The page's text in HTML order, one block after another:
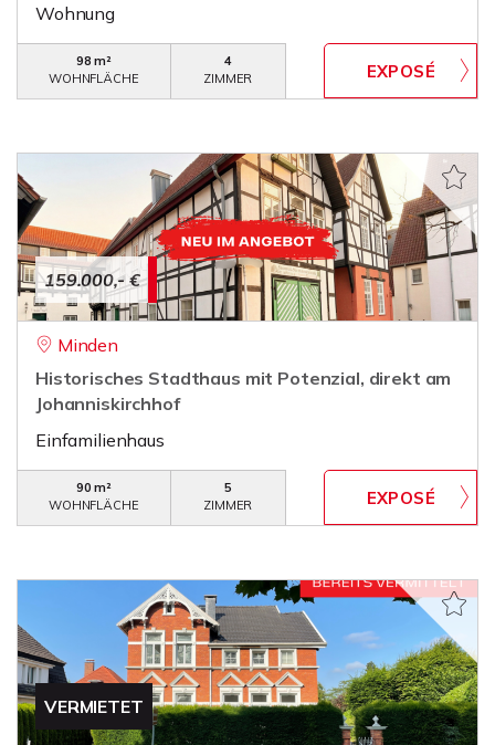
Wohnung
98 m²
WOHNFLÄCHE
4
ZIMMER
159.000,- €
Minden
Historisches Stadthaus mit Potenzial, direkt am
Johanniskirchhof
Einfamilienhaus
90 m²
WOHNFLÄCHE
5
ZIMMER
VERMIETET